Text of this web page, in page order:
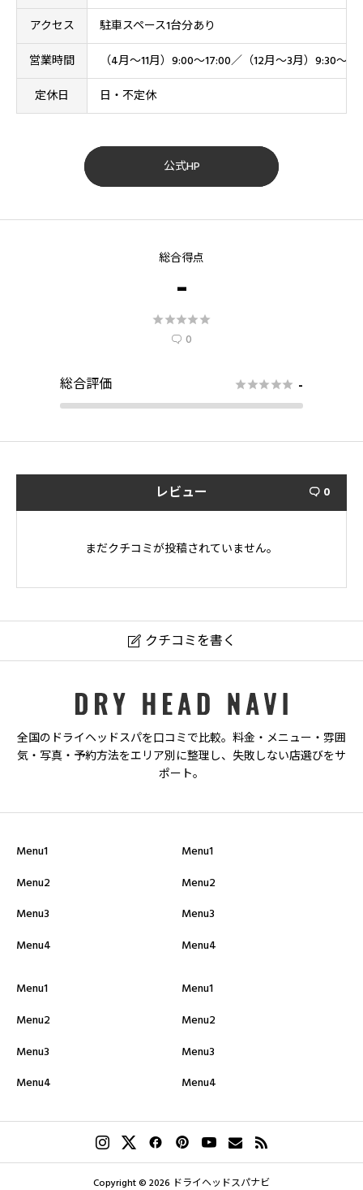
アクセス 駐車スペース1台分あり
営業時間 （4月〜11月）9:00〜17:00／（12月〜3月）9:30〜
定休日 日・不定休
公式HP
総合得点
-

 0
総合評価  -
レビュー  0
まだクチコミが投稿されていません。
 クチコミを書く
ニックネーム 必須
総合評価
クチコミのタイトル
クチコミ内容 必須
全国のドライヘッドスパを口コミで比較。料金・メニュー・雰囲
気・写真・予約方法をエリア別に整理し、失敗しない店選びをサ
ポート。
Menu1
Menu2
Menu3
Menu4
Menu1
Menu2
Menu3
Menu4
Menu1
Menu2
Menu3
Menu4
Menu1
Menu2
Menu3
Menu4
Copyright © 2026 ドライヘッドスパナビ